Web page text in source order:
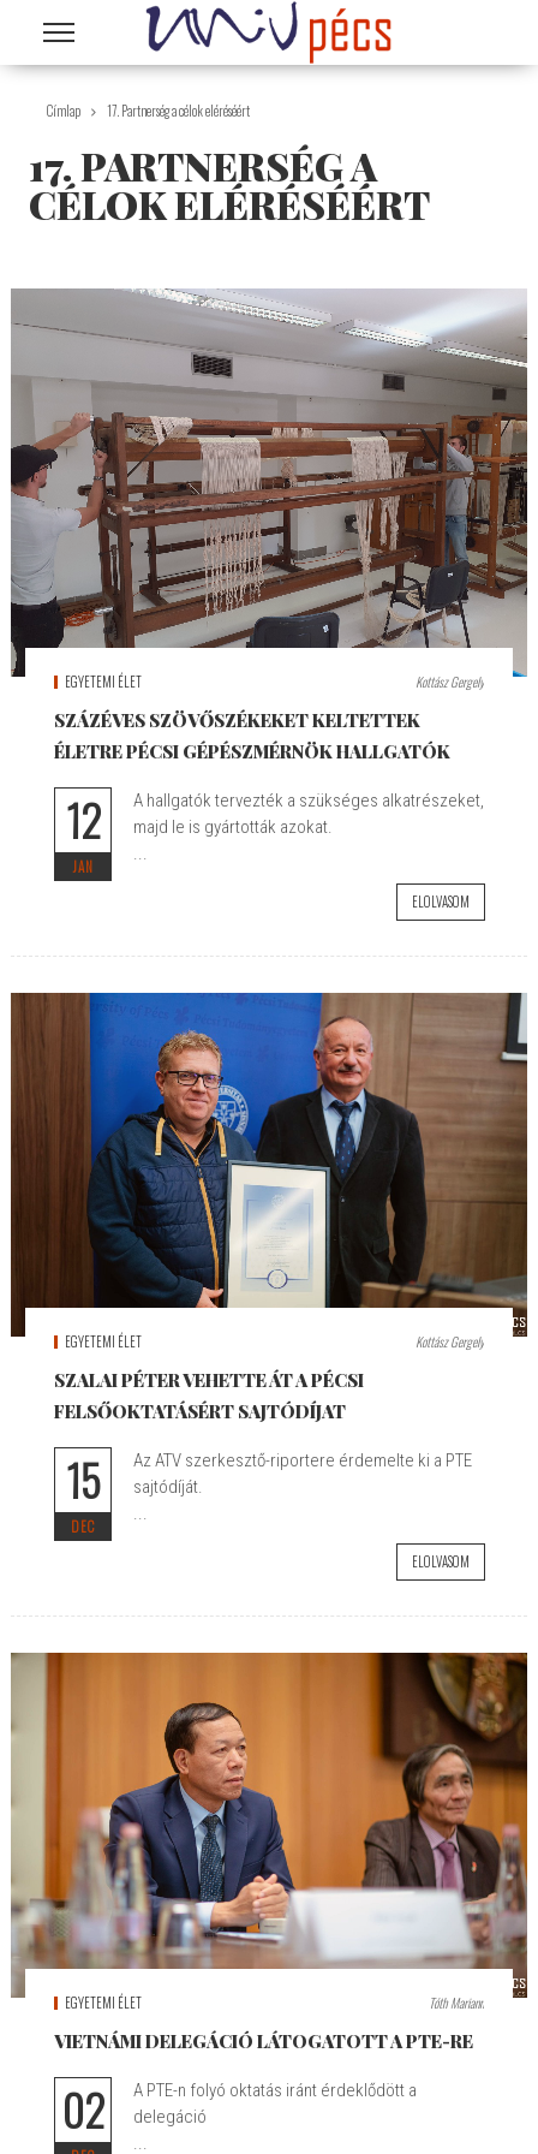
Ugrás a tartalomra
Címlap 17. Partnerség a célok eléréséért
17. PARTNERSÉG A
CÉLOK ELÉRÉSÉÉRT
EGYETEMI ÉLET Kottász Gergely
SZÁZÉVES SZÖVŐSZÉKEKET KELTETTEK
ÉLETRE PÉCSI GÉPÉSZMÉRNÖK HALLGATÓK
12
JAN
A hallgatók tervezték a szükséges alkatrészeket,
majd le is gyártották azokat.
ELOLVASOM
EGYETEMI ÉLET Kottász Gergely
SZALAI PÉTER VEHETTE ÁT A PÉCSI
FELSŐOKTATÁSÉRT SAJTÓDÍJAT
15
DEC
Az ATV szerkesztő-riportere érdemelte ki a PTE
sajtódíját.
...
ELOLVASOM
EGYETEMI ÉLET Tóth Mariann
VIETNÁMI DELEGÁCIÓ LÁTOGATOTT A PTE-RE
02
A PTE-n folyó oktatás iránt érdeklődött a
delegáció
...